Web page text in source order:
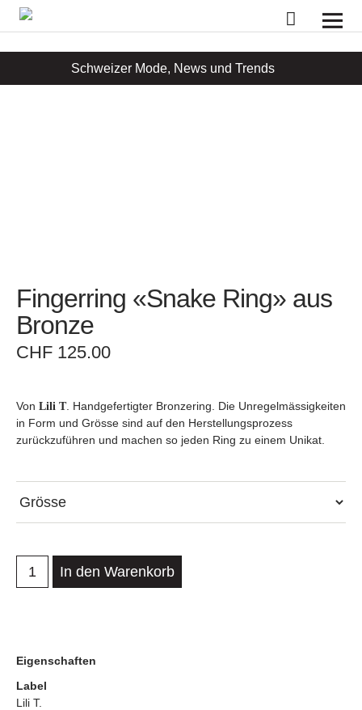
Schweizer Mode, News und Trends
Laufmeter-Shop
Fingerring «Snake Ring» aus
Bronze
CHF 125.00
Von Lili T. Handgefertigter Bronzering. Die Unregelmässigkeiten
in Form und Grösse sind auf den Herstellungsprozess
zurückzuführen und machen so jeden Ring zu einem Unikat.
In den Warenkorb
Eigenschaften
Label
Lili T.